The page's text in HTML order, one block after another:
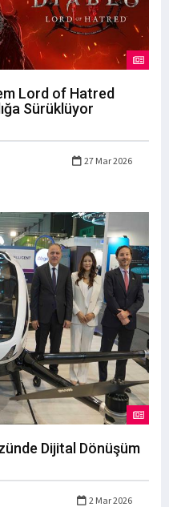
Lord of Hatred
Sürüklüyor
27 Mar 2026
Dijital Dönüşüm
2 Mar 2026